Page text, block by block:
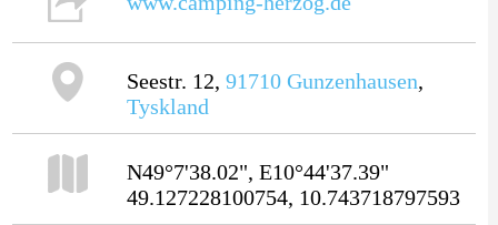
Seestr. 12, 91710 Gunzenhausen,
Tyskland
N49°7'38.02", E10°44'37.39"
49.127228100754, 10.743718797593